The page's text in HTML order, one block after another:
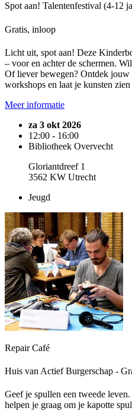
Spot aan! Talentenfestival (4-12
Gratis, inloop
Licht uit, spot aan! Deze
– voor en achter de schermen.
Of liever bewegen? Ontdek jouw
workshops en laat je kunsten
Meer informatie
za 3 okt 2026
12:00 - 16:00
Bibliotheek Overvecht
Gloriantdreef 1
3562 KW Utrecht
Jeugd
Repair Café
Huis van Actief Burgerschap -
Geef je spullen een tweede
helpen je graag om je kapotte